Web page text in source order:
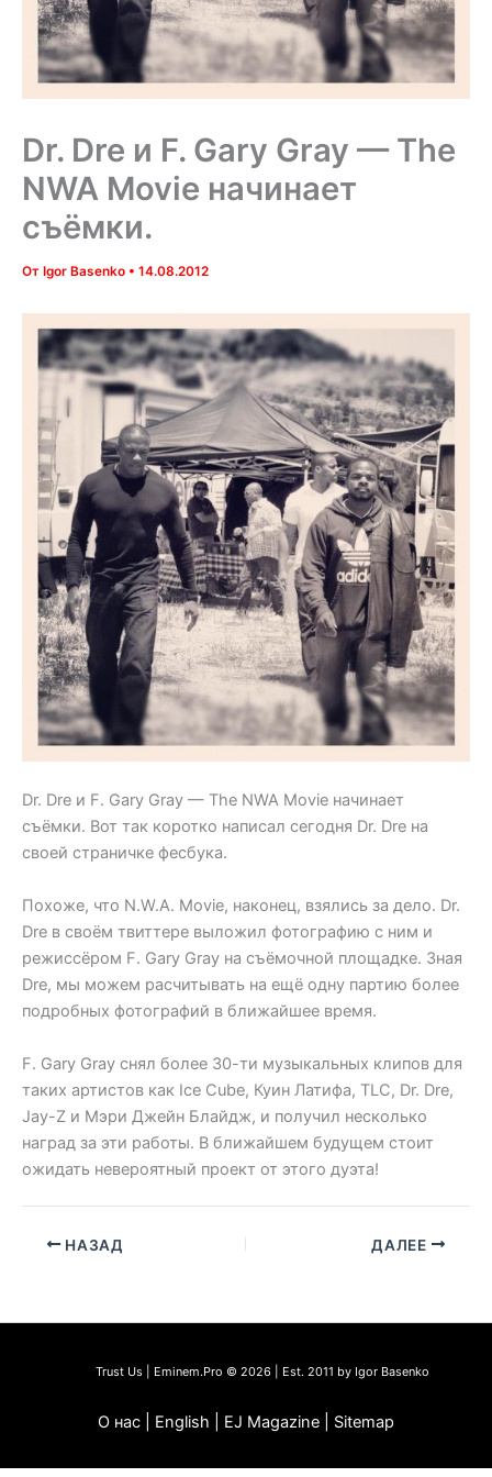
Dr. Dre и F. Gary Gray — The
NWA Movie начинает
съёмки.
От Igor Basenko • 14.08.2012
Dr. Dre и F. Gary Gray — The NWA Movie начинает
съёмки. Вот так коротко написал сегодня Dr. Dre на
своей страничке фесбука.
Похоже, что N.W.A. Movie, наконец, взялись за дело. Dr.
Dre в своём твиттере выложил фотографию с ним и
режиссёром F. Gary Gray на съёмочной площадке. Зная
Dre, мы можем расчитывать на ещё одну партию более
подробных фотографий в ближайшее время.
F. Gary Gray снял более 30-ти музыкальных клипов для
таких артистов как Ice Cube, Куин Латифа, TLC, Dr. Dre,
Jay-Z и Мэри Джейн Блайдж, и получил несколько
наград за эти работы. В ближайшем будущем стоит
ожидать невероятный проект от этого дуэта!
НАЗАД ДАЛЕЕ
Trust Us | Eminem.Pro © 2026 | Est. 2011 by Igor Basenko
О нас | English | EJ Magazine | Sitemap